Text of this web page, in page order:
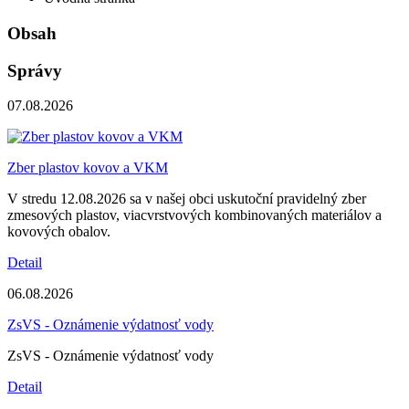
Obsah
Správy
07.08.2026
Zber plastov kovov a VKM
V stredu 12.08.2026 sa v našej obci uskutoční pravidelný zber
zmesových plastov, viacvrstvových kombinovaných materiálov a
kovových obalov.
Detail
06.08.2026
ZsVS - Oznámenie výdatnosť vody
ZsVS - Oznámenie výdatnosť vody
Detail